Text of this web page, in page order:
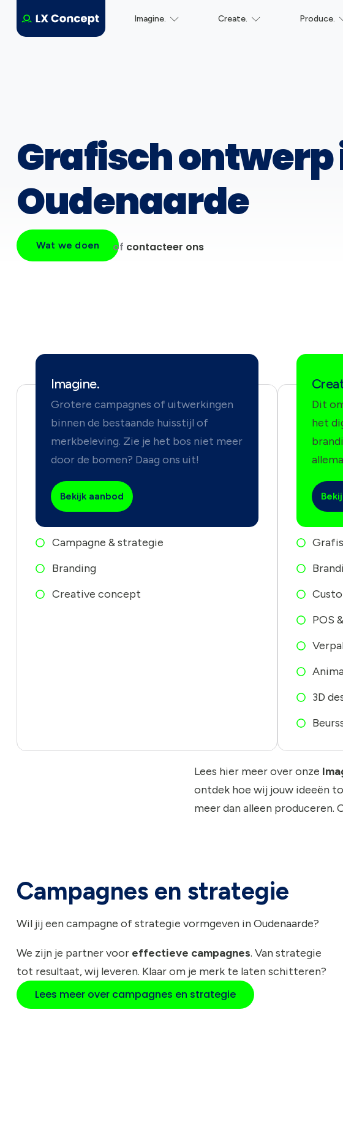
Imagine. Create. Produce.
Grafisch ontwerp
Oudenaarde
Wat we doen of contacteer ons
Imagine.
Grotere campagnes of uitwerkingen
binnen de bestaande huisstijl of
merkbeleving. Zie je het bos niet meer
door de bomen? Daag ons uit!
Bekijk aanbod
Campagne & strategie
Branding
Creative concept
Dit
het
POS
3D
Lees hier meer over onze
ontdek hoe wij jouw ideeën
meer dan alleen produceren.
Campagnes en strategie
Wil jij een campagne of strategie vormgeven in Oudenaarde?
We zijn je partner voor effectieve campagnes. Van strategie
tot resultaat, wij leveren. Klaar om je merk te laten schitteren?
Lees meer over campagnes en strategie